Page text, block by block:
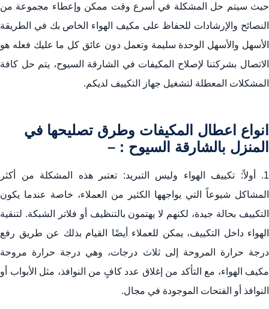
حيث سيتم حل المشكلة في أسرع وقت ممكن وإعطاء مجموعة من
النصائح والإرشادات للحفاظ على مكيف الهواء الخاص بك في الطريقة
الأسهل والأسهل الوحدة سليمة وتعمل دون عائق كل ما عليك فعله هو
الاتصال بشركتنا لإصلاح المكيفات في الشارقة السيوح، يتم حل كافة
المشكلات المعطلة لتشغيل جهاز التكييف لديكم.
انواع اعطال المكيفات وطرق تصليحها في
المنزل بالشارقة السيوح : –
1. أولاً: تكييف الهواء وليس التبريد: تعتبر هذه المشكلة من أكثر
المشاكل شيوعاً التي يواجهها الكثير من العملاء، خاصة عندما يكون
التكييف بحالة جيدة، لكنهم لا يهتمون بالتنظيف أو فلاتر الشبكة. لتنقية
الهواء داخل التكييف، يمكن للعملاء أيضًا القيام بذلك عن طريق رفع
درجة حرارة المروحة إلى ثلاث درجات، وهي درجة حرارة مروحة
مكيف الهواء، مع التأكد من إغلاق عدد كافٍ من النوافذ، مثل الأبواب أو
النوافذ أو الفتحات الموجودة في مجال.